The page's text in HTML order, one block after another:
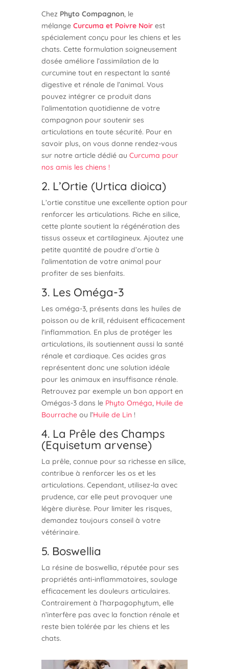
Chez Phyto Compagnon, le
mélange Curcuma et Poivre Noirest
spécialement conçu pour les chiens et les
chats. Cette formulation soigneusement
dosée améliore l’assimilation de la
curcumine tout en respectant la santé
digestive et rénale de l’animal. Vous
pouvez intégrer ce produit dans
l’alimentation quotidienne de votre
compagnon pour soutenir ses
articulations en toute sécurité. Pour en
savoir plus, on vous donne rendez-vous
sur notre article dédié au Curcuma pour
nos amis les chiens !
2. L’Ortie (Urtica dioica)
L’ortie constitue une excellente option pour
renforcer les articulations. Riche en silice,
cette plante soutient la régénération des
tissus osseux et cartilagineux. Ajoutez une
petite quantité de poudre d’ortie à
l’alimentation de votre animal pour
profiter de ses bienfaits.
3. Les Oméga-3
Les oméga-3, présents dans les huiles de
poisson ou de krill, réduisent efficacement
l’inflammation. En plus de protéger les
articulations, ils soutiennent aussi la santé
rénale et cardiaque. Ces acides gras
représentent donc une solution idéale
pour les animaux en insuffisance rénale.
Retrouvez par exemple un bon apport en
Omégas-3 dans le Phyto Oméga, Huile de
Bourracheou l’Huile de Lin!
4. La Prêle des Champs
(Equisetum arvense)
La prêle, connue pour sa richesse en silice,
contribue à renforcer les os et les
articulations. Cependant, utilisez-la avec
prudence, car elle peut provoquer une
légère diurèse. Pour limiter les risques,
demandez toujours conseil à votre
vétérinaire.
5. Boswellia
La résine de boswellia, réputée pour ses
propriétés anti-inflammatoires, soulage
efficacement les douleurs articulaires.
Contrairement à l’harpagophytum, elle
n’interfère pas avec la fonction rénale et
reste bien tolérée par les chiens et les
chats.